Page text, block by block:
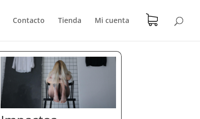
Contacto Tienda Mi cuenta